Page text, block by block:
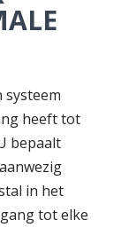
systeem
heeft tot
bepaalt
in het
tot elke